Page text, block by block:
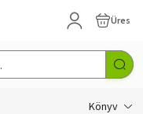
Üres
Könyv